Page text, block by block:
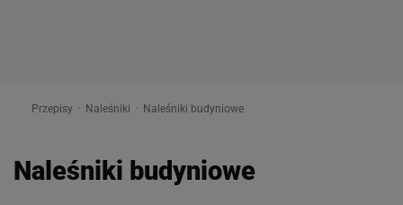
Przepisy Naleśniki Naleśniki budyniowe
Naleśniki budyniowe